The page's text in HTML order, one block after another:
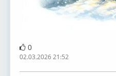
0
02.03.2026 21:52